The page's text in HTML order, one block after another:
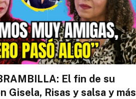
El fin de su
Gisela, Risas y salsa y más